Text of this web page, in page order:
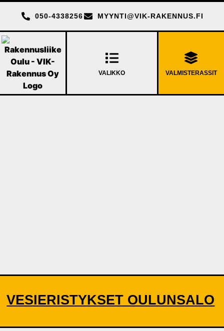
050-4338256 MYYNTI@VIK-RAKENNUS.FI
VALIKKO VALMISTERASSIT
VESIERISTYKSET OULUNSALO